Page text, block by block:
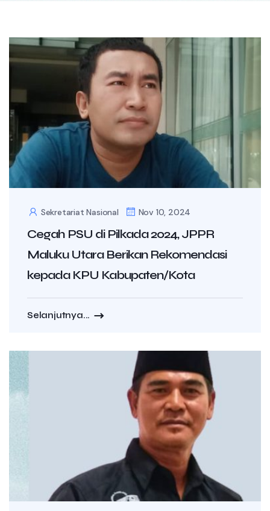
Sekretariat Nasional Nov 10, 2024
Cegah PSU di Pilkada 2024, JPPR
Maluku Utara Berikan Rekomendasi
kepada KPU Kabupaten/Kota
Selanjutnya...